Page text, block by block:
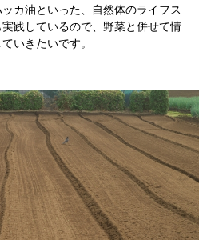
カ油といった、自然体のライフス
実践しているので、野菜と併せて情
いきたいです。